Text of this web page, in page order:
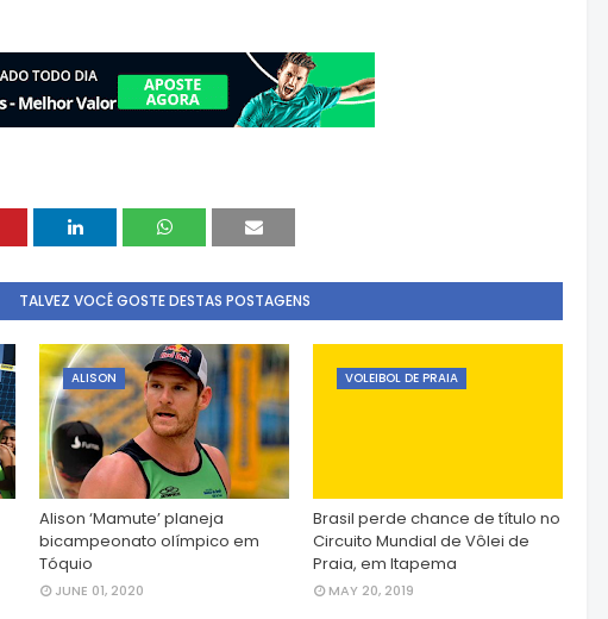
TALVEZ VOCÊ GOSTE DESTAS POSTAGENS
ALISON
Alison ‘Mamute’ planeja
bicampeonato olímpico em
Tóquio
JUNE 01, 2020
VOLEIBOL DE PRAIA
Brasil perde chance de título no
Circuito Mundial de Vôlei de
Praia, em Itapema
MAY 20, 2019